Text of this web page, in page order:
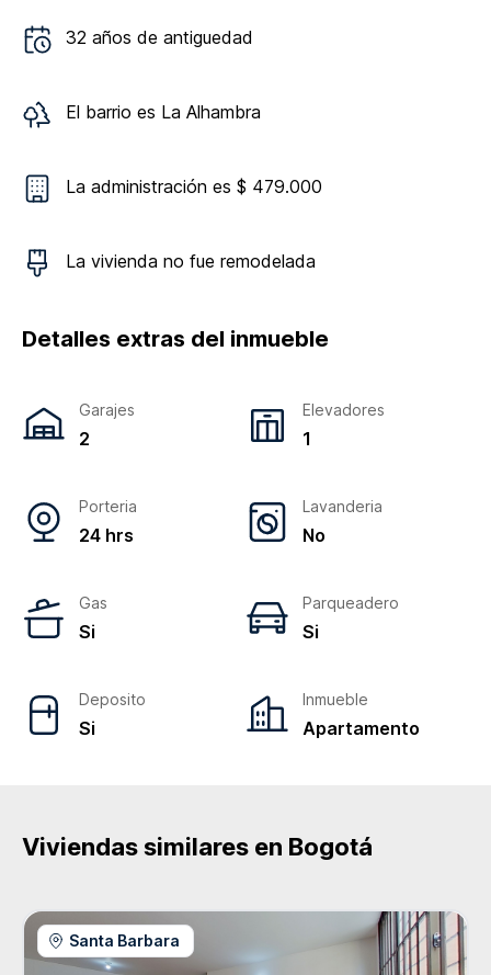
32 años de antiguedad
El barrio es La Alhambra
La administración es $ 479.000
La vivienda no fue remodelada
Detalles extras del inmueble
Garajes
2
Elevadores
1
Porteria
24 hrs
Lavanderia
No
Gas
Si
Parqueadero
Si
Deposito
Si
Inmueble
Apartamento
Viviendas similares en Bogotá
Santa Barbara